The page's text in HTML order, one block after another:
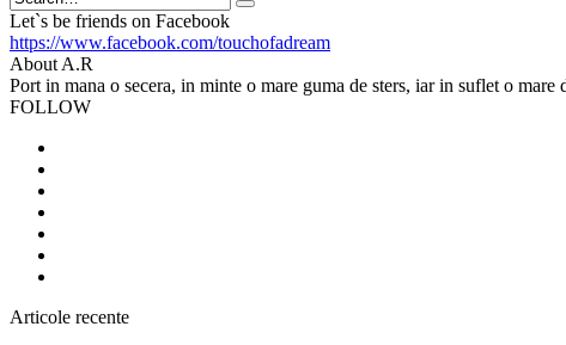
Search
Let`s be friends on Facebook
https://www.facebook.com/touchofadream
About A.R
Port in mana o secera, in minte o mare guma de sters, iar in suflet o
FOLLOW
Articole recente